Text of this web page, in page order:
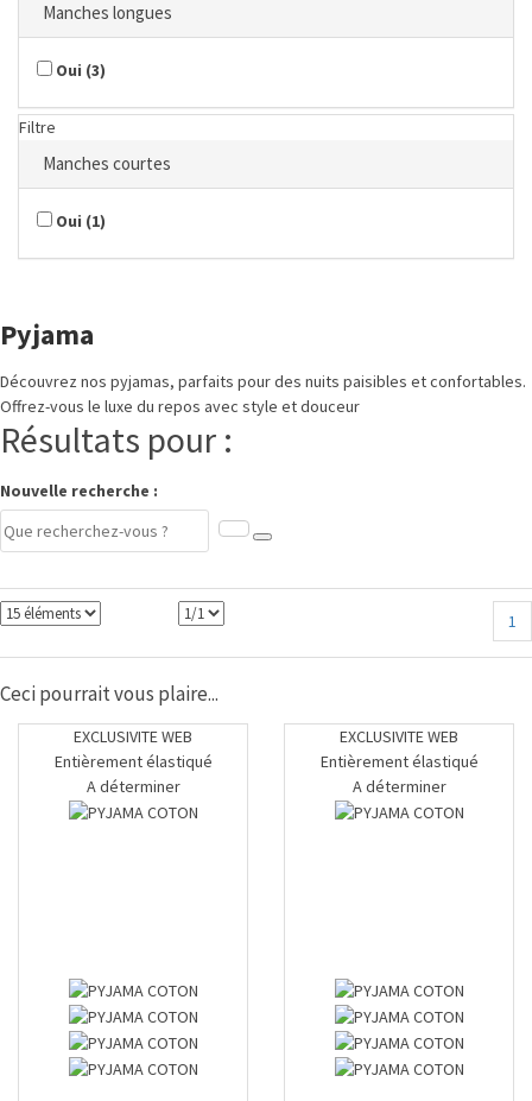
Manches longues
Oui (3)
Filtre
Manches courtes
Oui (1)
Pyjama
Découvrez nos pyjamas, parfaits pour des nuits paisibles et confortables.
Offrez-vous le luxe du repos avec style et douceur
Résultats pour :
Nouvelle recherche :
1
Ceci pourrait vous plaire...
EXCLUSIVITE WEB
Entièrement élastiqué
A déterminer
EXCLUSIVITE WEB
Entièrement élastiqué
A déterminer